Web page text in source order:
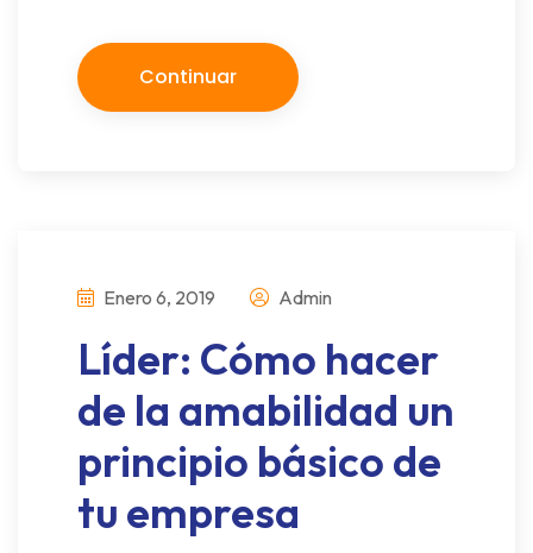
Continuar
Enero 6, 2019 Admin
Líder: Cómo hacer
de la amabilidad un
principio básico de
tu empresa